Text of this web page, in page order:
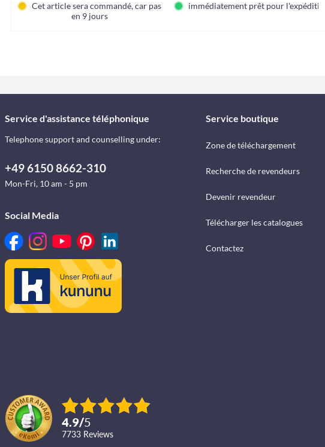
Cet article sera commandé, car pas en stock en ce moment
en 9 jours
immédiatement prêt pour l'expédition
Service d'assistance téléphonique
Telephone support and counselling under:
+49 6150 8662-310
Mon-Fri, 10 am - 5 pm
Social Media
4.9/5
7733 reviews
Service boutique
Zone de téléchargement
Recherche de revendeurs
Devenir revendeur
Télécharger les catalogues
Contactez